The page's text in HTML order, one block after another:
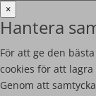
×
Hantera
För att ge den
cookies för att
Genom att